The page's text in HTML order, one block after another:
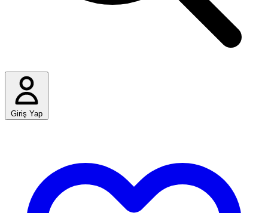
Giriş Yap